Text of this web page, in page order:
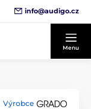
info@audigo.cz
Menu
Výrobce